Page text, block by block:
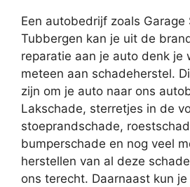
Een autobedrijf zoals Garage
Tubbergen kan je uit de
reparatie aan je auto denk je
meteen aan schadeherstel.
zijn om je auto naar ons
Lakschade, sterretjes in de
stoeprandschade,
bumperschade en nog veel
herstellen van al deze
ons terecht. Daarnaast kun